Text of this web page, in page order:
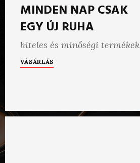
MINDEN NAP CSAK
EGY ÚJ RUHA
hiteles és minőségi termékek
VÁSÁRLÁS